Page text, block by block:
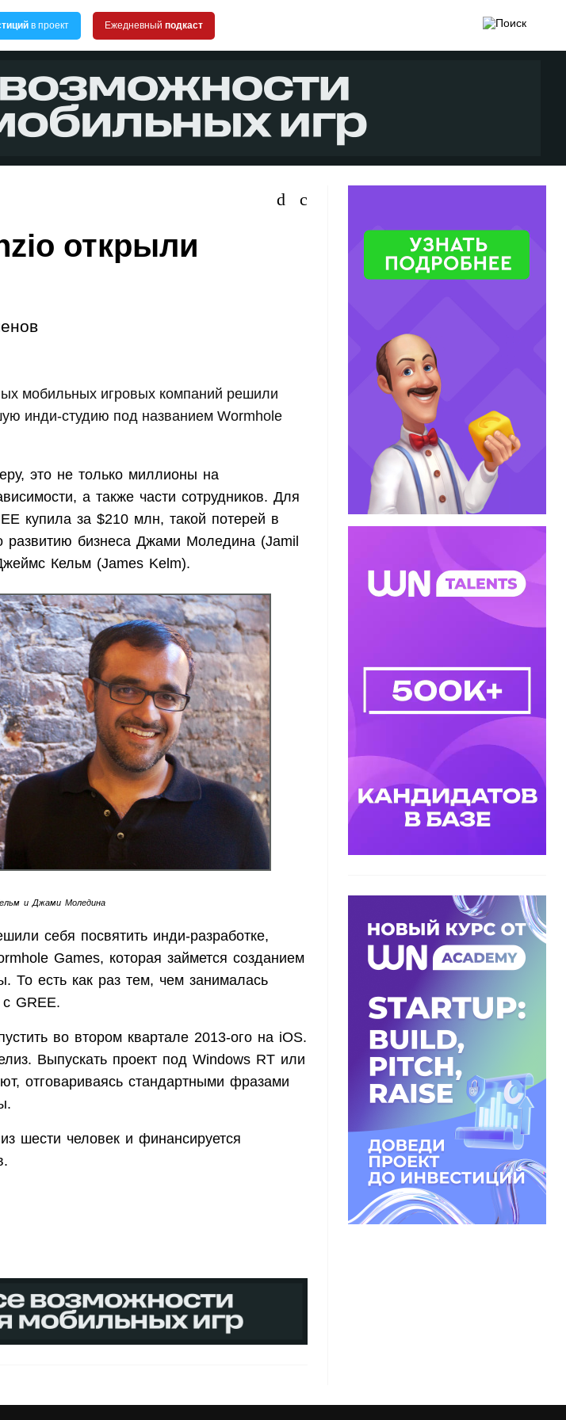
в проект Ежедневный подкаст
открыли
мобильных игровых компаний решили
инди-студию под названием Wormhole
это не только миллионы на
а также части сотрудников. Для
купила за $210 млн, такой потерей в
развитию бизнеса Джами Моледина (Jamil
Кельм (James Kelm).
и Джами Моледина
себя посвятить инди-разработке,
Games, которая займется созданием
То есть как раз тем, чем занималась
GREE.
во втором квартале 2013-ого на iOS.
Выпускать проект под Windows RT или
отговариваясь стандартными фразами
шести человек и финансируется